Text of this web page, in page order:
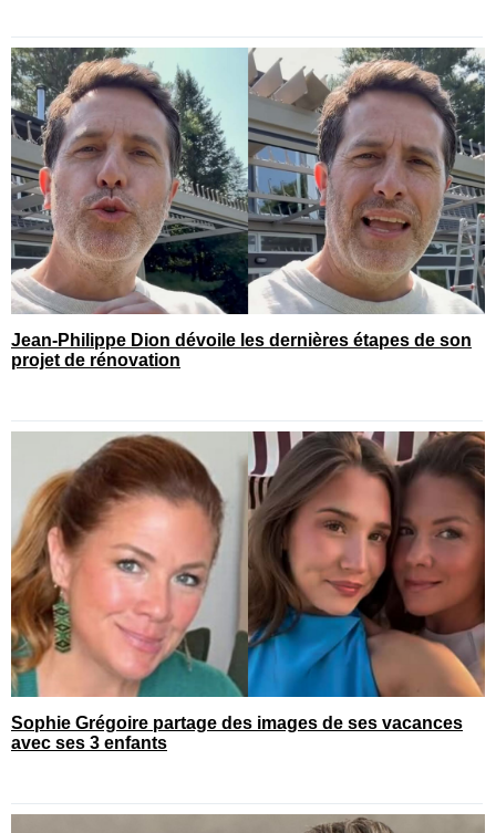
Jean-Philippe Dion dévoile les dernières étapes de son
projet de rénovation
Sophie Grégoire partage des images de ses vacances
avec ses 3 enfants